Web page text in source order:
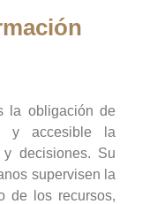
la obligación de
y accesible la
y decisiones. Su
supervisen la
de los recursos,